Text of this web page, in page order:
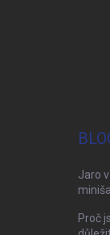
Jaro
Proč